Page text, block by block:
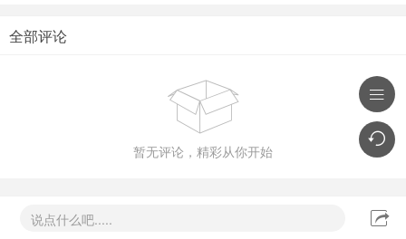
全部评论

暂无评论，精彩从你开始
说点什么吧..... 

